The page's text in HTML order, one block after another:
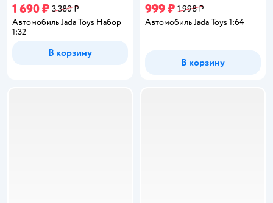
1 690 ₽ 3 380 ₽
Автомобиль Jada Toys Набор
1:32
В корзину
999 ₽ 1 998 ₽
Автомобиль Jada Toys 1:64
В корзину